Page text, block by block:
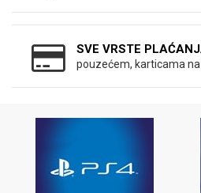
SVE VRSTE
pouzećem, karticama